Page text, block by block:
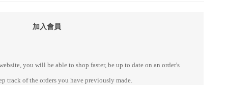
加入會員
you will be able to shop faster, be up to date on an order's
track of the orders you have previously made.